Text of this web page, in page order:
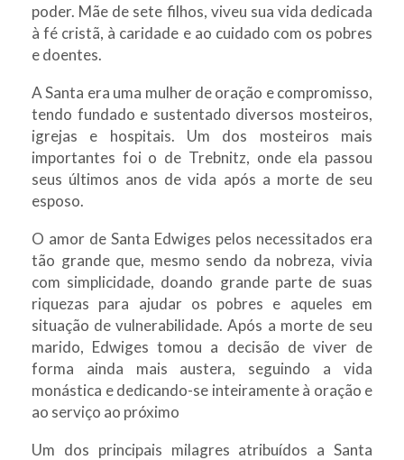
poder. Mãe de sete filhos, viveu sua vida dedicada
à fé cristã, à caridade e ao cuidado com os pobres
e doentes.
A Santa era uma mulher de oração e compromisso,
tendo fundado e sustentado diversos mosteiros,
igrejas e hospitais. Um dos mosteiros mais
importantes foi o de Trebnitz, onde ela passou
seus últimos anos de vida após a morte de seu
esposo.
O amor de Santa Edwiges pelos necessitados era
tão grande que, mesmo sendo da nobreza, vivia
com simplicidade, doando grande parte de suas
riquezas para ajudar os pobres e aqueles em
situação de vulnerabilidade. Após a morte de seu
marido, Edwiges tomou a decisão de viver de
forma ainda mais austera, seguindo a vida
monástica e dedicando-se inteiramente à oração e
ao serviço ao próximo
Um dos principais milagres atribuídos a Santa